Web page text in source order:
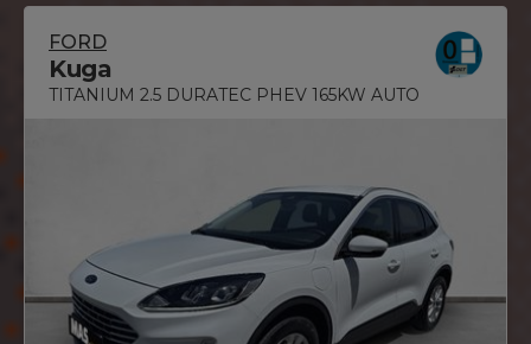
FORD
Kuga
TITANIUM 2.5 DURATEC PHEV 165KW AUTO